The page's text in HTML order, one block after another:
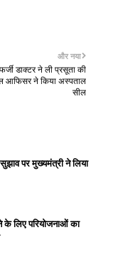
और नया
फर्जी डाक्टर ने ली प्रसूता की
आफिसर ने किया अस्पताल
सील
पर मुख्यमंत्री ने लिया
के लिए परियोजनाओं का